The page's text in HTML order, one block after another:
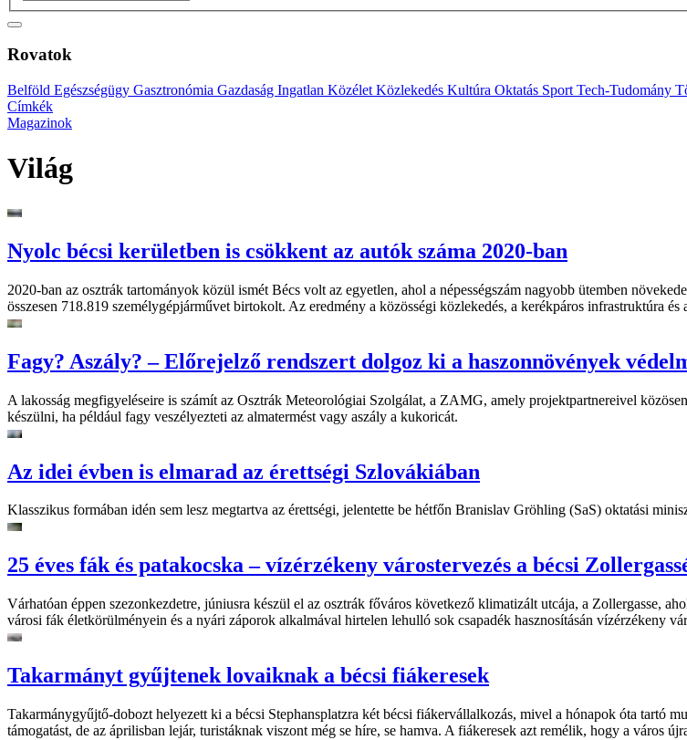
Rovatok
Belföld Egészségügy Gasztronómia Gazdaság Ingatlan Közélet Közlekedés Kultúra Oktatás Sport Tech-Tudomány
Címkék
Magazinok
Világ
Nyolc bécsi kerületben is csökkent az autók száma 2020-ban
2020-ban az osztrák tartományok közül ismét Bécs volt az egyetlen, ahol a népességszám nagyobb ütemben
összesen 718.819 személygépjárművet birtokolt. Az eredmény a közösségi közlekedés, a kerékpáros infrastruktúra és
Fagy? Aszály? – Előrejelző rendszert dolgoz ki a haszonnövények
A lakosság megfigyeléseire is számít az Osztrák Meteorológiai Szolgálat, a ZAMG, amely projektpartnereivel
készülni, ha például fagy veszélyezteti az almatermést vagy aszály a kukoricát.
Az idei évben is elmarad az érettségi Szlovákiában
Klasszikus formában idén sem lesz megtartva az érettségi, jelentette be hétfőn Branislav Gröhling (SaS) oktatási
25 éves fák és patakocska – vízérzékeny várostervezés a bécsi
Várhatóan éppen szezonkezdetre, júniusra készül el az osztrák főváros következő klimatizált utcája, a Zollergasse,
városi fák életkörülményein és a nyári záporok alkalmával hirtelen lehulló sok csapadék hasznosításán vízérzékeny
Takarmányt gyűjtenek lovaiknak a bécsi fiákeresek
Takarmánygyűjtő-dobozt helyezett ki a bécsi Stephansplatzra két bécsi fiákervállalkozás, mivel a hónapok óta tartó
támogatást, de az áprilisban lejár, turistáknak viszont még se híre, se hamva. A fiákeresek azt remélik, hogy a város